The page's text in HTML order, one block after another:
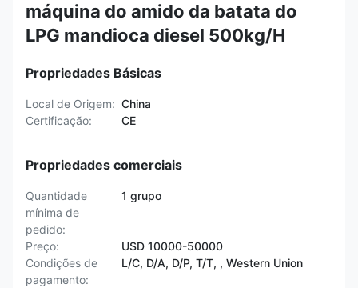
máquina do amido da batata do
LPG mandioca diesel 500kg/H
Propriedades Básicas
Local de Origem: China
Certificação:
CE
Propriedades comerciais
Quantidade
mínima de
pedido:
1 grupo
Preço:
USD 10000-50000
Condições de
pagamento:
L/C, D/A, D/P, T/T, , Western Union